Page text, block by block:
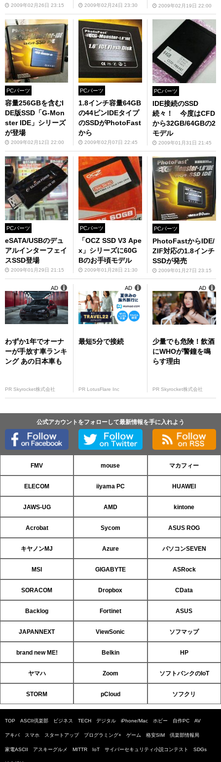
2009年02月26日 23:15 2009年02月24日 23:30 2009年02月19日 22:00
PCパーツ
容量256GBを含むI
DE版SSD「G-Mon
ster IDE」シリーズ
が登場
2009年02月12日 22:00
PCパーツ
1.8インチ容量64GB
の44ピンIDEタイプ
のSSDがPhotoFast
から
2009年02月07日 22:45
PCパーツ
IDE接続のSSD
続々！ 今度はCFD
から32GB/64GBの2
モデル
2009年01月31日 21:45
PCパーツ
eSATA/USBのデュ
アルインターフェイ
スSSD登場
2009年01月29日 21:15
PCパーツ
「OCZ SSD V3 Ape
x」シリーズに60G
Bのお手頃モデル
2009年01月28日 21:30
PCパーツ
PhotoFastからIDE/
ZIF対応の1.8インチ
SSDが発売
2009年01月27日 23:15
わずか1年でオーナ
ーが手放す車ランキ
ング あの日本車も
PR Skyrocket株式会社
AD
最短5分で接続
PR LotusFlare Inc
AD
少量でも危険！飲酒
にWHOが警鐘を鳴
らす理由
PR Skyrocket株式会社
AD
公式アカウントをフォローして最新情報を手に入れよう
FMV mouse マカフィー
ELECOM iiyama PC HUAWEI
JAWS-UG AMD kintone
Acrobat Sycom ASUS ROG
キヤノンMJ Azure パソコンSEVEN
MSI GIGABYTE ASRock
SORACOM Dropbox CData
Backlog Fortinet ASUS
JAPANNEXT ViewSonic ソフマップ
brand new ME! Belkin HP
ヤマハ Zoom ソフトバンクのIoT
STORM pCloud ソフクリ
TOP ASCII倶楽部 ビジネス TECH デジタル iPhone/Mac ホビー 自作PC AV
アキバ スマホ スタートアップ プログラミング+ ゲーム 格安SIM 倶楽部情報局
家電ASCII アスキーグルメ MITTR IoT サイバーセキュリティ小説コンテスト SDGs